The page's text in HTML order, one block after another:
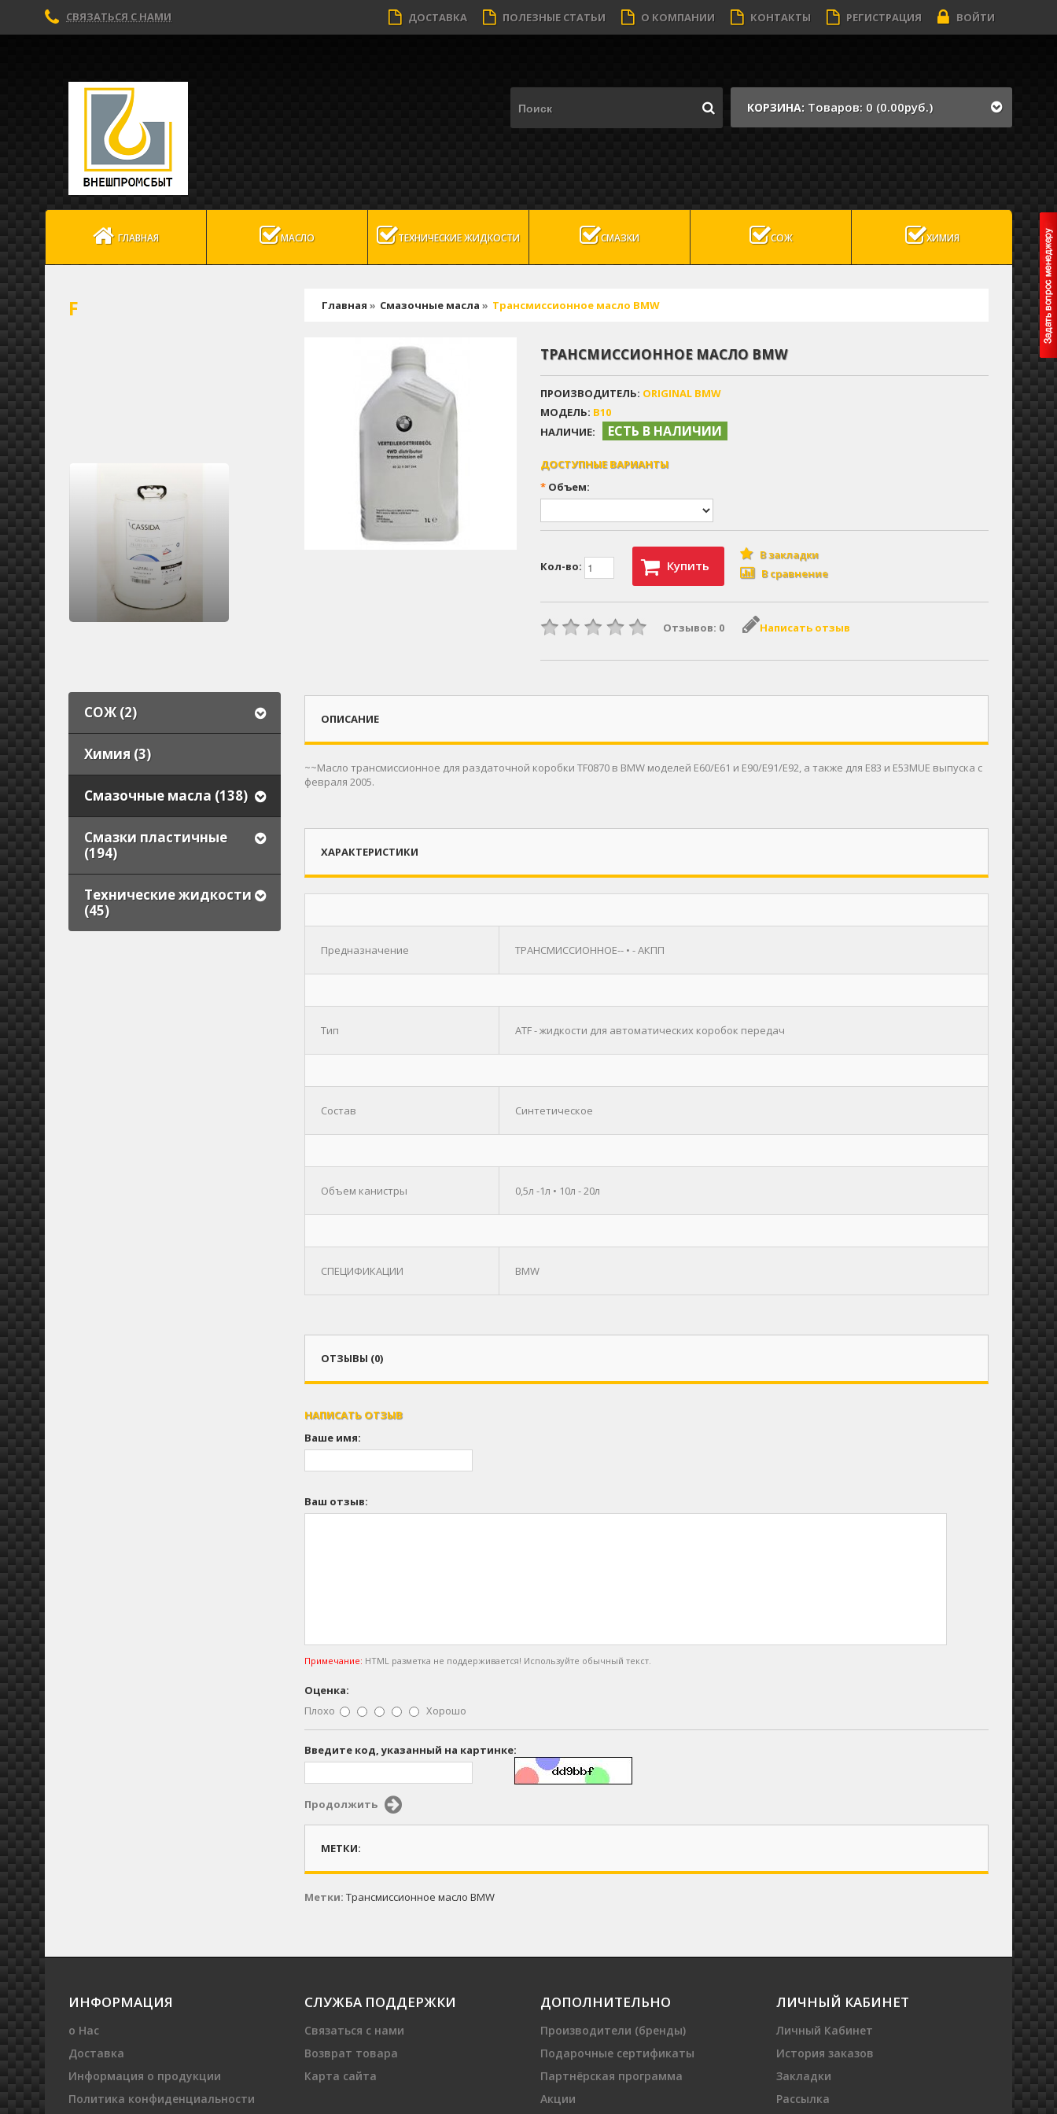
СВЯЗАТЬСЯ С НАМИ ДОСТАВКА ПОЛЕЗНЫЕ СТАТЬИ О КОМПАНИИ КОНТАКТЫ РЕГИСТРАЦИЯ ВОЙТИ
КОРЗИНА: Товаров: 0 (0.00руб.)
ГЛАВНАЯ МАСЛО ТЕХНИЧЕСКИЕ ЖИДКОСТИ СМАЗКИ СОЖ ХИМИЯ
Главная » Смазочные масла » Трансмиссионное масло BMW
ТРАНСМИССИОННОЕ МАСЛО BMW
ПРОИЗВОДИТЕЛЬ: ORIGINAL BMW
МОДЕЛЬ: B10
НАЛИЧИЕ:
ЕСТЬ В НАЛИЧИИ
ДОСТУПНЫЕ ВАРИАНТЫ
* Объем:
Кол-во: Купить
В закладки
В сравнение
Отзывов: 0 Написать отзыв
ОПИСАНИЕ
~~Масло трансмиссионное для раздаточной коробки TF0870 в BMW моделей E60/E61 и E90/E91/E92, а также для E83 и E53MUE выпуска с
февраля 2005.
ХАРАКТЕРИСТИКИ
Предназначение ТРАНСМИССИОННОЕ-- • - АКПП
Тип ATF - жидкости для автоматических коробок передач
Состав Синтетическое
Объем канистры 0,5л -1л • 10л - 20л
СПЕЦИФИКАЦИИ BMW
ОТЗЫВЫ (0)
НАПИСАТЬ ОТЗЫВ
Ваше имя:
Ваш отзыв:
Примечание: HTML разметка не поддерживается! Используйте обычный текст.
Оценка:
Плохо
Хорошо
Введите код, указанный на картинке:
Продолжить
МЕТКИ:
Метки: Трансмиссионное масло BMW
F
СОЖ (2)
Химия (3)
Смазочные масла (138)
Смазки пластичные
(194)
Технические жидкости
(45)
ИНФОРМАЦИЯ
о Нас
Доставка
Информация о продукции
Политика конфиденциальности
СЛУЖБА ПОДДЕРЖКИ
Связаться с нами
Возврат товара
Карта сайта
ДОПОЛНИТЕЛЬНО
Производители (бренды)
Подарочные сертификаты
Партнёрская программа
Акции
ЛИЧНЫЙ КАБИНЕТ
Личный Кабинет
История заказов
Закладки
Рассылка